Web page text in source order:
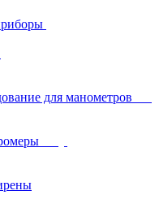
для манометров